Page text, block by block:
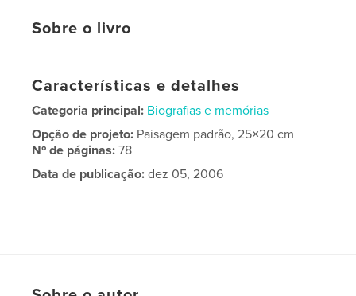
Sobre o livro
Características e detalhes
Categoria principal: Biografias e memórias
Opção de projeto: Paisagem padrão, 25×20 cm
Nº de páginas:78
Data de publicação: dez 05, 2006